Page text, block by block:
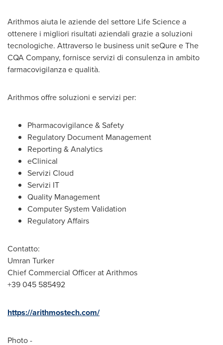
Arithmos aiuta le aziende del settore Life Science a
ottenere i migliori risultati aziendali grazie a soluzioni
tecnologiche. Attraverso le business unit seQure e The
CQA Company, fornisce servizi di consulenza in ambito
farmacovigilanza e qualità.
Arithmos offre soluzioni e servizi per:
Pharmacovigilance & Safety
Regulatory Document Management
Reporting & Analytics
eClinical
Servizi Cloud
Servizi IT
Quality Management
Computer System Validation
Regulatory Affairs
Contatto:
Umran Turker
Chief Commercial Officer at Arithmos
+39 045 585492
https://arithmostech.com/
Photo -